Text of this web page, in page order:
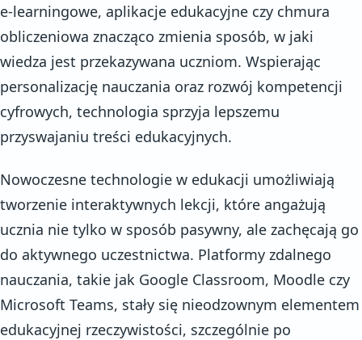
e-learningowe, aplikacje edukacyjne czy chmura
obliczeniowa znacząco zmienia sposób, w jaki
wiedza jest przekazywana uczniom. Wspierając
personalizację nauczania oraz rozwój kompetencji
cyfrowych, technologia sprzyja lepszemu
przyswajaniu treści edukacyjnych.
Nowoczesne technologie w edukacji umożliwiają
tworzenie interaktywnych lekcji, które angażują
ucznia nie tylko w sposób pasywny, ale zachęcają go
do aktywnego uczestnictwa. Platformy zdalnego
nauczania, takie jak Google Classroom, Moodle czy
Microsoft Teams, stały się nieodzownym elementem
edukacyjnej rzeczywistości, szczególnie po